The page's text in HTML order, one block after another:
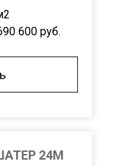
600 руб.
24М